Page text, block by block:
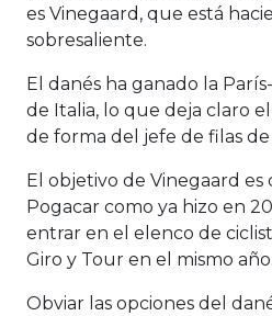
es Vinegaard, que está
sobresaliente.
El danés ha ganado la
de Italia, lo que deja claro
de forma del jefe de filas de
El objetivo de Vinegaard es
Pogacar como ya hizo en
entrar en el elenco de
Giro y Tour en el mismo año.
Obviar las opciones del